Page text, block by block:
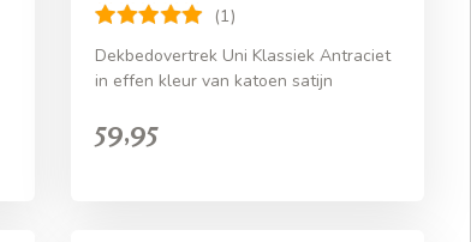
(1)
Dekbedovertrek Uni Klassiek Antraciet
in effen kleur van katoen satijn
59,95